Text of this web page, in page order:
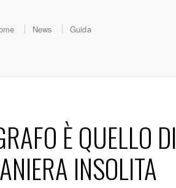
News Guida
È QUELLO DI
INSOLITA